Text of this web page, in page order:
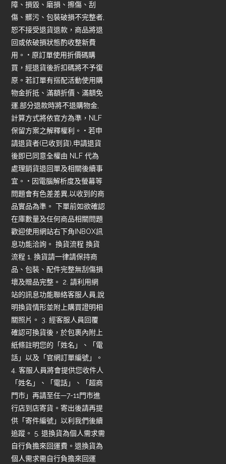
障、損毀、磨損、擦傷、刮
傷、髒污、包裝破損不完整者,
恕不接受退貨退款，商品將退
回或依破損狀態酌收整新費
用。 • 原訂單使用折價碼購
買，經退貨後折扣碼將不予復
原。若訂單有搭配活動使用購
物金折抵、滿額折價、滿額免
運,部分退款時將不退購物金,
計算方式將依官方為準，NLF
保留方案之解釋權利。 • 若申
請退貨者(已收到貨),申請退貨
後即已同意全權由 NLF 代為
處理銷貨退回單及相關後續事
宜。 • 因電腦解析度及螢幕等
問題會有色差差異,以收到的商
品實品為準。 下單前如欲確認
在庫數量及任何商品相關問題
歡迎使用網站右下角INBOX訊
息功能洽詢。 換貨流程 換貨
流程 1. 換貨請一律請保持商
品、包裝、配件完整無刮傷損
壞及贈品完整。 2. 請利用網
站的訊息功能聯絡客服人員,說
明換貨情形並附上購買證明相
關照片。 3. 經客服人員回覆
確認可換貨後，於包裹內附上
紙條註明您的「姓名」、「電
話」以及「官網訂單編號」。
4. 客服人員將會提供您收件人
「姓名」、「電話」、「超商
門市」再請至任—7-11門市進
行店到店寄貨。寄出後請再提
供「寄件編號」以利我們後續
追蹤。 5. 退換貨為個人需求需
自行負擔來回運費。退換貨為
個人需求需自行負擔來回運